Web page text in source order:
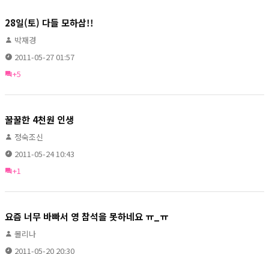
28일(토) 다들 모하삼!!
박재경
2011-05-27 01:57
+5
꿀꿀한 4천원 인생
정숙조신
2011-05-24 10:43
+1
요즘 너무 바빠서 영 참석을 못하네요 ㅠ_ㅠ
몰리나
2011-05-20 20:30